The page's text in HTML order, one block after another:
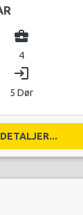
business_center
4
login
5 Dør